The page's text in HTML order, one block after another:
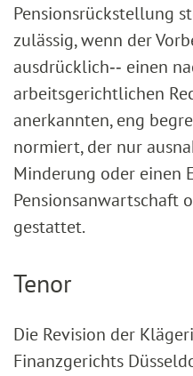
Pensionsrückstellung
zulässig, wenn der
ausdrücklich‑‑ einen
arbeitsgerichtlichen
anerkannten, eng
normiert, der nur
Minderung oder einen
Pensionsanwartschaft
gestattet.
Tenor
Die Revision der
Finanzgerichts